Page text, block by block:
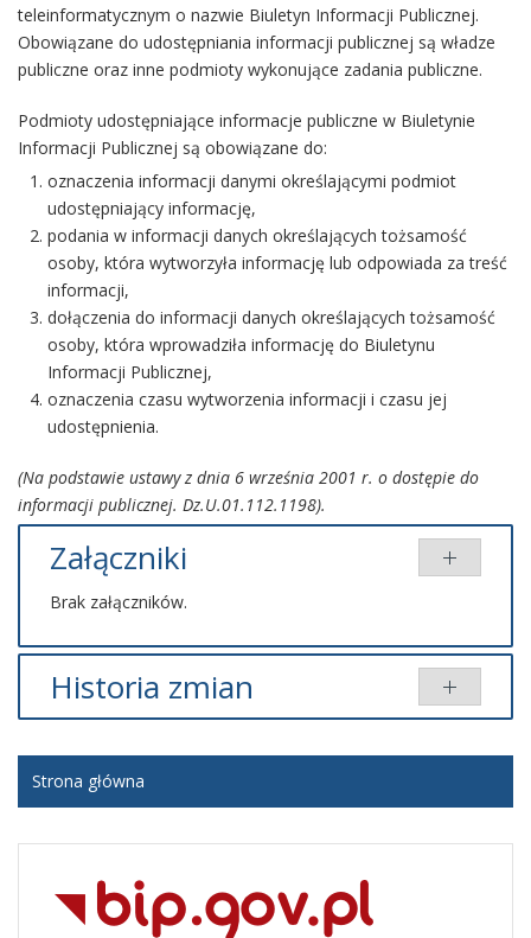
teleinformatycznym o nazwie Biuletyn Informacji Publicznej.
Obowiązane do udostępniania informacji publicznej są władze
publiczne oraz inne podmioty wykonujące zadania publiczne.
Podmioty udostępniające informacje publiczne w Biuletynie
Informacji Publicznej są obowiązane do:
oznaczenia informacji danymi określającymi podmiot
udostępniający informację,
podania w informacji danych określających tożsamość
osoby, która wytworzyła informację lub odpowiada za treść
informacji,
dołączenia do informacji danych określających tożsamość
osoby, która wprowadziła informację do Biuletynu
Informacji Publicznej,
oznaczenia czasu wytworzenia informacji i czasu jej
udostępnienia.
(Na podstawie ustawy z dnia 6 września 2001 r. o dostępie do
informacji publicznej. Dz.U.01.112.1198).
Załączniki
Brak załączników.
Historia zmian
Strona główna